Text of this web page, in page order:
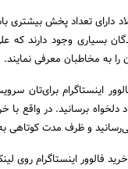
دارای تعداد پخش بیشتری
بسیاری وجود دارند که
به مخاطبان معرفی نمایند.
اینستاگرام برای‌تان
دلخواه برسانید. در واقع با
و ظرف مدت کوتاهی
فالوور اینستاگرام روی